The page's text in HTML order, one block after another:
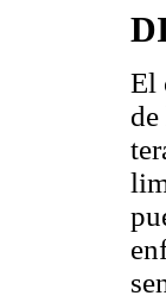
El